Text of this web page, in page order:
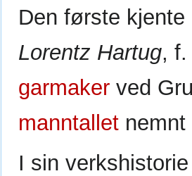
Den første
Lorentz Hartug,
garmaker ved
manntallet
I sin